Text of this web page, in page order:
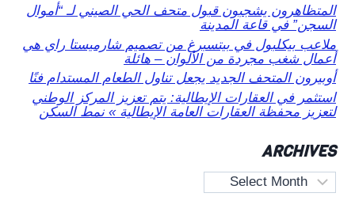
المتظاهرون يشجبون قبول متحف الحي الصيني لـ “أموال
السجن” في قاعة المدينة
ملاعب بيكلبول في بيتسبرغ من تصميم شارميستا راي هي
أعمال شغب مجردة من الألوان – هائلة
أوبيرون المتحف الجديد يجعل تناول الطعام المستدام فنًا
استثمر في العقارات الإيطالية: يتم تعزيز المركز الوطني
لتعزيز محفظة العقارات العامة الإيطالية » نمط السكن
ARCHIVES
Archives